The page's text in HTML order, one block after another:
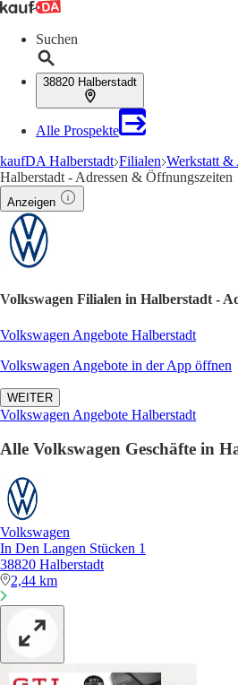
Suchen
38820 Halberstadt
Alle Prospekte
kaufDA Halberstadt Filialen Werkstatt &
Halberstadt - Adressen & Öffnungszeiten
Anzeigen
Volkswagen Filialen in Halberstadt -
Volkswagen Angebote Halberstadt
Volkswagen Angebote in der App öffnen
WEITER
Volkswagen Angebote Halberstadt
Alle Volkswagen Geschäfte in
Volkswagen
In Den Langen Stücken 1
38820 Halberstadt
2,44 km